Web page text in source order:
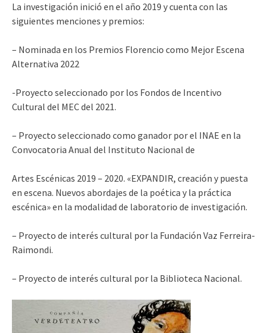
La investigación inició en el año 2019 y cuenta con las
siguientes menciones y premios:
– Nominada en los Premios Florencio como Mejor Escena
Alternativa 2022
-Proyecto seleccionado por los Fondos de Incentivo
Cultural del MEC del 2021.
– Proyecto seleccionado como ganador por el INAE en la
Convocatoria Anual del Instituto Nacional de
Artes Escénicas 2019 – 2020. «EXPANDIR, creación y puesta
en escena. Nuevos abordajes de la poética y la práctica
escénica» en la modalidad de laboratorio de investigación.
– Proyecto de interés cultural por la Fundación Vaz Ferreira-
Raimondi.
– Proyecto de interés cultural por la Biblioteca Nacional.